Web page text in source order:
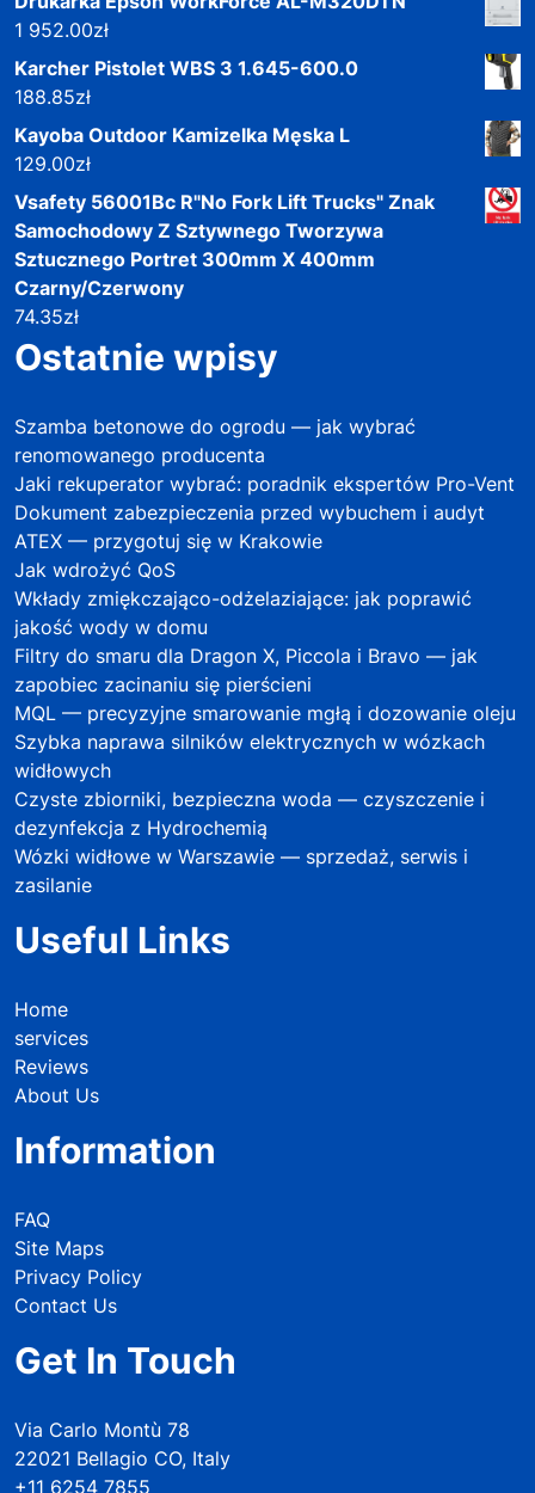
1 952.00zł
Karcher Pistolet WBS 3 1.645-600.0
188.85zł
Kayoba Outdoor Kamizelka Męska L
129.00zł
Vsafety 56001Bc R"No Fork Lift Trucks" Znak
Samochodowy Z Sztywnego Tworzywa
Sztucznego Portret 300mm X 400mm
Czarny/Czerwony
74.35zł
Ostatnie wpisy
Szamba betonowe do ogrodu — jak wybrać
renomowanego producenta
Jaki rekuperator wybrać: poradnik ekspertów Pro-Vent
Dokument zabezpieczenia przed wybuchem i audyt
ATEX — przygotuj się w Krakowie
Jak wdrożyć QoS
Wkłady zmiękczająco-odżelaziające: jak poprawić
jakość wody w domu
Filtry do smaru dla Dragon X, Piccola i Bravo — jak
zapobiec zacinaniu się pierścieni
MQL — precyzyjne smarowanie mgłą i dozowanie oleju
Szybka naprawa silników elektrycznych w wózkach
widłowych
Czyste zbiorniki, bezpieczna woda — czyszczenie i
dezynfekcja z Hydrochemią
Wózki widłowe w Warszawie — sprzedaż, serwis i
zasilanie
Useful Links
Home
services
Reviews
About Us
Information
FAQ
Site Maps
Privacy Policy
Contact Us
Get In Touch
Via Carlo Montù 78
22021 Bellagio CO, Italy
+11 6254 7855